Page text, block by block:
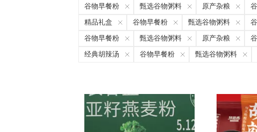
谷物早餐粉 甄选谷物粥料 原产杂粮
精品礼盒 谷物早餐粉 甄选谷物粥料
谷物早餐粉 甄选谷物粥料 原产杂粮
经典胡辣汤 谷物早餐粉 甄选谷物粥料